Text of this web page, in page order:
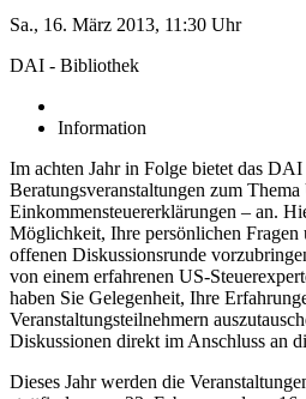
Sa., 16. März 2013, 11:30 Uhr
DAI - Bibliothek
Information
Im achten Jahr in Folge bietet das
Beratungsveranstaltungen zum Thema
Einkommensteuererklärungen – an.
Möglichkeit, Ihre persönlichen
offenen Diskussionsrunde
von einem erfahrenen US-
haben Sie Gelegenheit, Ihre
Veranstaltungsteilnehmern
Diskussionen direkt im Anschluss an
Dieses Jahr werden die